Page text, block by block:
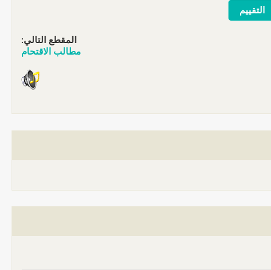
المقطع التالي:
مطالب الاقتحام